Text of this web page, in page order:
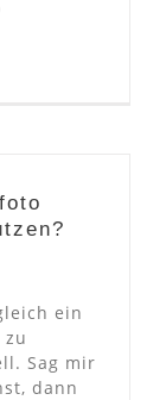
ein
Sag mir
dann